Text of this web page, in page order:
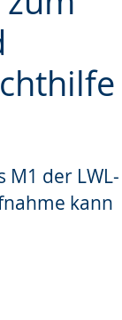
der LWL-
kann